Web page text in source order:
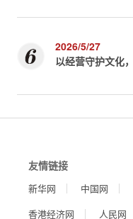
2026/5/27
以经营守护文化
友情链接
新华网 中国网
香港经济网
人民网